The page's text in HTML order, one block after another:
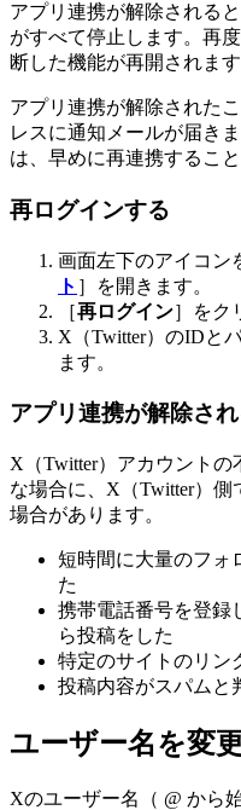
アプリ連携が解除される
がすべて停止します。再
断した機能が再開されます
アプリ連携が解除された
レスに通知メールが届き
は、早めに再連携するこ
再ログインする
画面左下のアイコン
ト ］を開きます。
［再ログイン］をク
X（Twitter）のIDと
ます。
アプリ連携が解除さ
X（Twitter）アカウントの
な場合に、X（Twitter）
場合があります。
短時間に大量のフォ
た
携帯電話番号を登録
ら投稿をした
特定のサイトのリン
投稿内容がスパムと
ユーザー名を変
Xのユーザー名（ @ から